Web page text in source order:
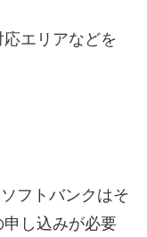
エリアなどを
フトバンクはそ
し込みが必要